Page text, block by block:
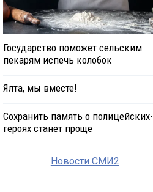
Государство поможет сельским
пекарям испечь колобок
Ялта, мы вместе!
Сохранить память о полицейских-
героях станет проще
Новости СМИ2